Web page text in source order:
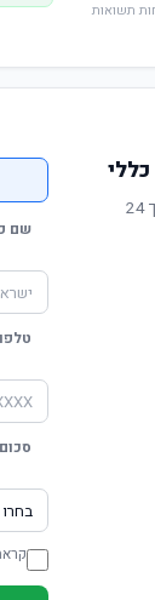
אינן מבטיחות תשואות
תשואה מוכחת, דמי ניהול תחרותיים ושירות מקצועי. נחזור אליכם תוך 24
שם